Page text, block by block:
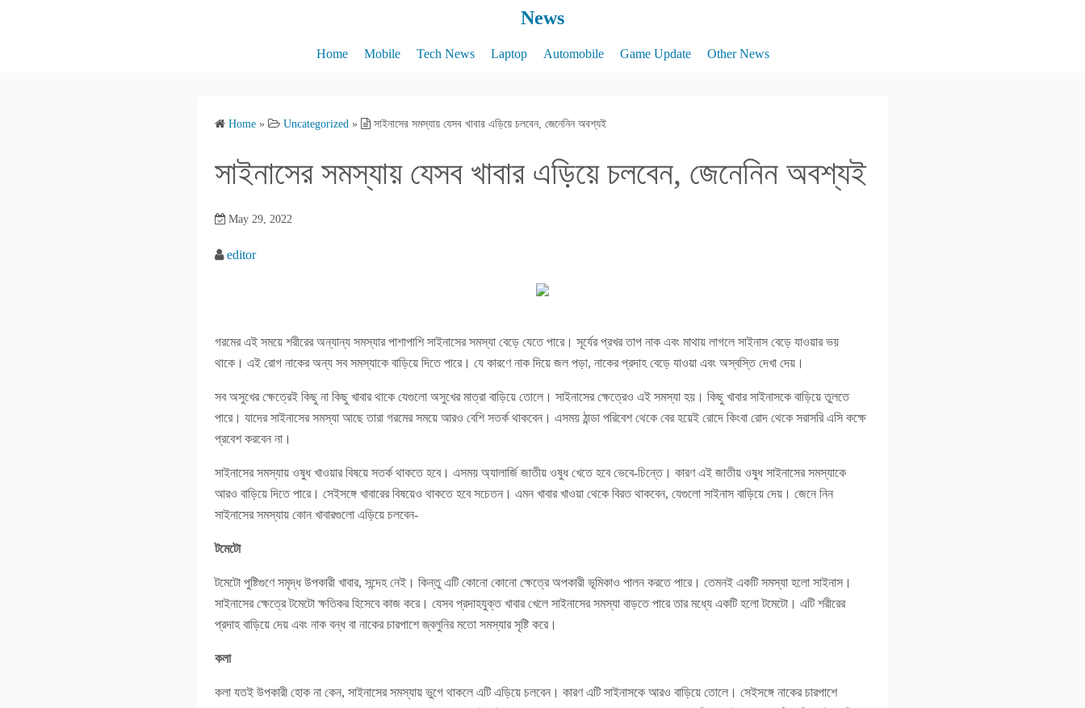
News
Home Mobile Tech News Laptop Automobile Game Update Other News
Home » Uncategorized » সাইনাসের সমস্যায় যেসব খাবার এড়িয়ে চলবেন, জেনেনিন অবশ্যই
সাইনাসের সমস্যায় যেসব খাবার এড়িয়ে চলবেন, জেনেনিন অবশ্যই
May 29, 2022
editor
গরমের এই সময়ে শরীরের অন্যান্য সমস্যার পাশাপাশি সাইনাসের সমস্যা বেড়ে যেতে পারে। সূর্যের প্রখর তাপ নাক এবং মাথায় লাগলে সাইনাস বেড়ে যাওয়ার ভয়
থাকে। এই রোগ নাকের অন্য সব সমস্যাকে বাড়িয়ে দিতে পারে। যে কারণে নাক দিয়ে জল পড়া, নাকের প্রদাহ বেড়ে যাওয়া এবং অস্বস্তি দেখা দেয়।
সব অসুখের ক্ষেত্রেই কিছু না কিছু খাবার থাকে যেগুলো অসুখের মাত্রা বাড়িয়ে তোলে। সাইনাসের ক্ষেত্রেও এই সমস্যা হয়। কিছু খাবার সাইনাসকে বাড়িয়ে তুলতে
পারে। যাদের সাইনাসের সমস্যা আছে তারা গরমের সময়ে আরও বেশি সতর্ক থাকবেন। এসময় ঠান্ডা পরিবেশ থেকে বের হয়েই রোদে কিংবা রোদ থেকে সরাসরি এসি কক্ষে
প্রবেশ করবেন না।
সাইনাসের সমস্যায় ওষুধ খাওয়ার বিষয়ে সতর্ক থাকতে হবে। এসময় অ্যালার্জি জাতীয় ওষুধ খেতে হবে ভেবে-চিন্তে। কারণ এই জাতীয় ওষুধ সাইনাসের সমস্যাকে
আরও বাড়িয়ে দিতে পারে। সেইসঙ্গে খাবারের বিষয়েও থাকতে হবে সচেতন। এমন খাবার খাওয়া থেকে বিরত থাকবেন, যেগুলো সাইনাস বাড়িয়ে দেয়। জেনে নিন
সাইনাসের সমস্যায় কোন খাবারগুলো এড়িয়ে চলবেন-
টমেটো
টমেটো পুষ্টিগুণে সমৃদ্ধ উপকারী খাবার, সন্দেহ নেই। কিন্তু এটি কোনো কোনো ক্ষেত্রে অপকারী ভূমিকাও পালন করতে পারে। তেমনই একটি সমস্যা হলো সাইনাস।
সাইনাসের ক্ষেত্রে টমেটো ক্ষতিকর হিসেবে কাজ করে। যেসব প্রদাহযুক্ত খাবার খেলে সাইনাসের সমস্যা বাড়তে পারে তার মধ্যে একটি হলো টমেটো। এটি শরীরের
প্রদাহ বাড়িয়ে দেয় এবং নাক বন্ধ বা নাকের চারপাশে জ্বলুনির মতো সমস্যার সৃষ্টি করে।
কলা
কলা যতই উপকারী হোক না কেন, সাইনাসের সমস্যায় ভুগে থাকলে এটি এড়িয়ে চলবেন। কারণ এটি সাইনাসকে আরও বাড়িয়ে তোলে। সেইসঙ্গে নাকের চারপাশে